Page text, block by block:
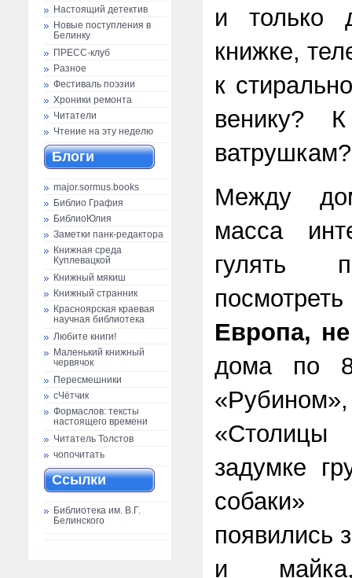
Настоящий детектив
Новые поступления в
Белинку
ПРЕСС-клуб
Разное
Фестиваль поэзии
Хроники ремонта
Читатели
Чтение на эту неделю
Блоги
major.sormus.books
Библио Графия
БиблиоЮлия
Заметки панк-редактора
Книжная среда
Куплевацкой
Книжный мякиш
Книжный странник
Красноярская краевая
научная библиотека
Любите книги!
Маленький книжный
червячок
Пересмешники
сЧётчик
Формаслов: тексты
настоящего времени
Читатель Толстов
чопочитать
Ссылки
Библиотека им. В.Г.
Белинского
и только
книжке,
к
венику?
ватрушкам?
Между
масса
гулять
Европа,
дома по
задумке
появились
и